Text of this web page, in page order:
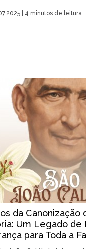
| 4 minutos de leitura
da Canonização
Um Legado de
para Toda a